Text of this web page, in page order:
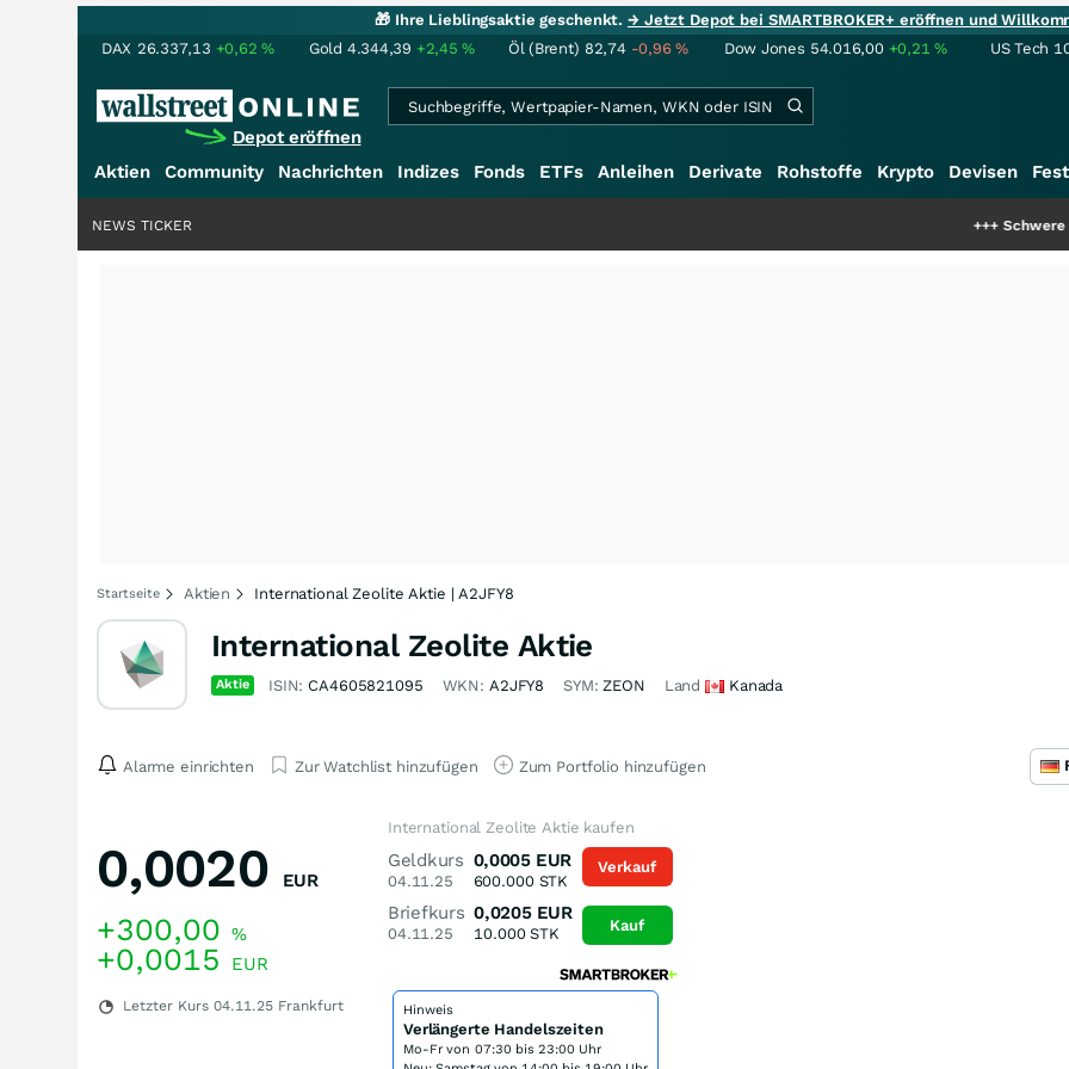
🎁 Ihre Lieblingsaktie geschenkt.→ Jetzt Depot bei SMARTBROKER+ eröffnen und
DAX 26.337,13 +0,62% Gold 4.344,39 +2,45% Öl (Brent) 82,74 -0,96% Dow Jones 54.016,00 +0,21% US Tech
Depot eröffnen
Aktien Community Nachrichten Indizes Fonds ETFs Anleihen Derivate Rohstoffe Krypto Devisen
Schwere Seltene
NEWS TICKER
Startseite Aktien International Zeolite Aktie | A2JFY8
International Zeolite Aktie
Aktie ISIN: CA4605821095 WKN: A2JFY8 SYM:ZEON Land Kanada
Alarme einrichten Zur Watchlist hinzufügen Zum Portfolio hinzufügen
0,0020 EUR
+300,00 %
+0,0015 EUR
Letzter Kurs 04.11.25 Frankfurt
International Zeolite Aktie kaufen
Geldkurs
04.11.25
0,0005 EUR
600.000STK
Briefkurs
04.11.25
0,0205 EUR
10.000STK
Verkauf
Kauf
Hinweis
Verlängerte Handelszeiten
Mo-Fr von 07:30 bis 23:00 Uhr